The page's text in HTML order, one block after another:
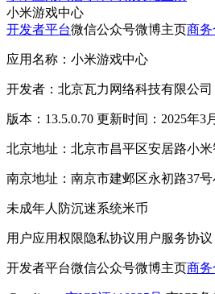
小米游戏中心
开发者平台微信公众号微博主页商
应用名称：小米游戏中心
开发者：北京瓦力网络科技有限公司
版本：13.5.0.70 更新时间：2025年3
北京地址：北京市昌平区安居路小米
南京地址：南京市建邺区永初路37
未成年人防沉迷系统米币
用户应用权限隐私协议用户服务协议
开发者平台微信公众号微博主页商